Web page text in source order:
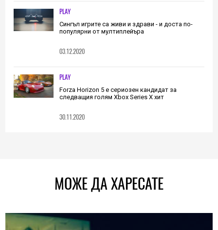
PLAY
Сингъл игрите са живи и здрави - и доста по-
популярни от мултиплейъра
03.12.2020
PLAY
Forza Horizon 5 е сериозен кандидат за
следващия голям Xbox Series X хит
30.11.2020
МОЖЕ ДА ХАРЕСАТЕ